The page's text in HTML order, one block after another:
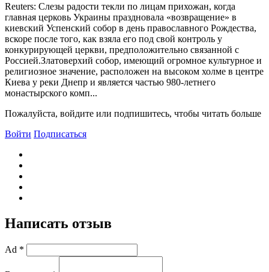
Reuters: Слезы радости текли по лицам прихожан, когда
главная церковь Украины праздновала «возвращение» в
киевский Успенский собор в день православного Рождества,
вскоре после того, как взяла его под свой контроль у
конкурирующей церкви, предположительно связанной с
Россией.Златоверхий собор, имеющий огромное культурное и
религиозное значение, расположен на высоком холме в центре
Киева у реки Днепр и является частью 980-летнего
монастырского комп...
Пожалуйста, войдите или подпишитесь, чтобы читать больше
Войти Подписаться
Написать отзыв
Ad *